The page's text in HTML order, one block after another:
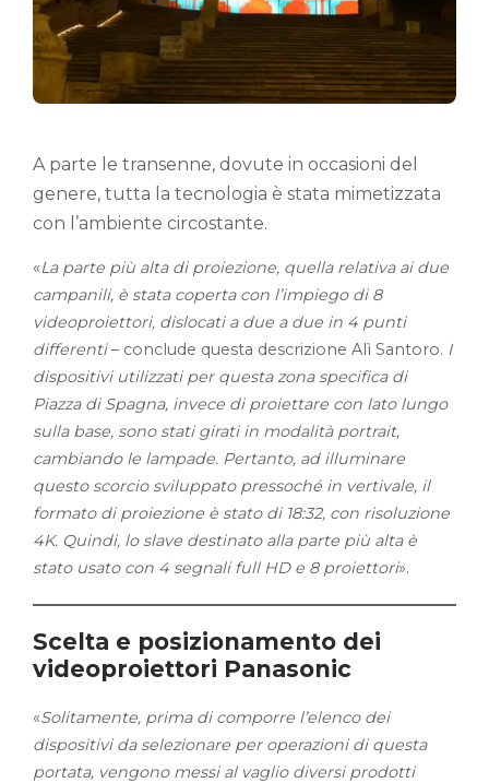
A parte le transenne, dovute in occasioni del
genere, tutta la tecnologia è stata mimetizzata
con l’ambiente circostante.
«La parte più alta di proiezione, quella relativa ai due
campanili, è stata coperta con l’impiego di 8
videoproiettori, dislocati a due a due in 4 punti
differenti– conclude questa descrizione Alì Santoro. I
dispositivi utilizzati per questa zona specifica di
Piazza di Spagna, invece di proiettare con lato lungo
sulla base, sono stati girati in modalità portrait,
cambiando le lampade. Pertanto, ad illuminare
questo scorcio sviluppato pressoché in vertivale, il
formato di proiezione è stato di 18:32, con risoluzione
4K. Quindi, lo slave destinato alla parte più alta è
stato usato con 4 segnali full HD e 8 proiettori».
Scelta e posizionamento dei
videoproiettori Panasonic
«Solitamente, prima di comporre l’elenco dei
dispositivi da selezionare per operazioni di questa
portata, vengono messi al vaglio diversi prodotti